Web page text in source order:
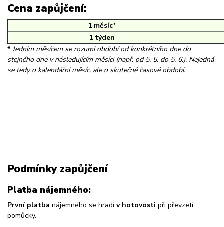
Cena zapůjčení:
1 měsíc*
1 týden
* Jedním měsícem se rozumí období od konkrétního dne do
stejného dne v následujícím měsíci (např. od 5. 5. do 5. 6.). Nejedná
se tedy o kalendářní měsíc, ale o skutečné časové období.
Podmínky zapůjčení
Platba nájemného:
První platba nájemného se hradív hotovosti při převzetí
pomůcky.